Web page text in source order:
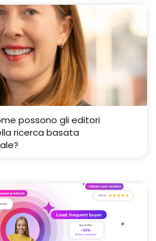
possono gli editori
ricerca basata